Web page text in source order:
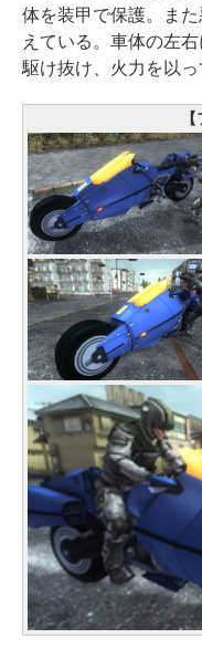
体を装甲で保護。ま
えている。車体の左
駆け抜け、火力を以っ